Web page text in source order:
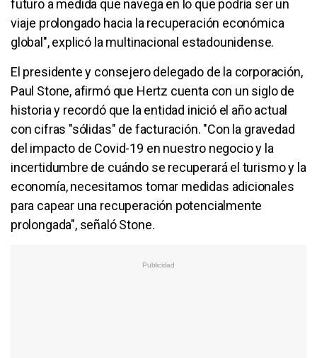
futuro a medida que navega en lo que podría ser un
viaje prolongado hacia la recuperación económica
global", explicó la multinacional estadounidense.
El presidente y consejero delegado de la corporación,
Paul Stone, afirmó que Hertz cuenta con un siglo de
historia y recordó que la entidad inició el año actual
con cifras "sólidas" de facturación. "Con la gravedad
del impacto de Covid-19 en nuestro negocio y la
incertidumbre de cuándo se recuperará el turismo y la
economía, necesitamos tomar medidas adicionales
para capear una recuperación potencialmente
prolongada", señaló Stone.